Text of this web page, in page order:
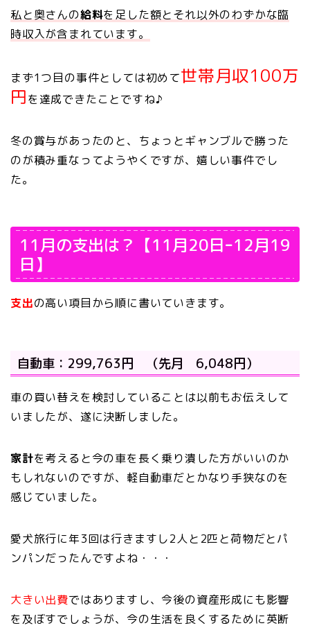
私と奥さんの給料を足した額とそれ以外のわずかな臨
時収入が含まれています。
まず1つ目の事件としては初めて世帯月収100万
円を達成できたことですね♪
冬の賞与があったのと、ちょっとギャンブルで勝った
のが積み重なってようやくですが、嬉しい事件でし
た。
11月の支出は？【11月20日ｰ12月19
日】
支出の高い項目 から順に書いていきます。
自動車：299,763円 （先月 6,048円）
車の買い替えを検討していることは以前もお伝えして
いましたが、遂に決断しました。
家計を考えると今の車を長く乗り潰した方がいいのか
もしれないのですが、軽自動車だとかなり手狭なのを
感じていました。
愛犬旅行に年3回は行きますし2人と2匹と荷物だとパ
ンパンだったんですよね・・・
大きい出費ではありますし、今後の資産形成にも影響
を及ぼすでしょうが、今の生活を良くするために英断